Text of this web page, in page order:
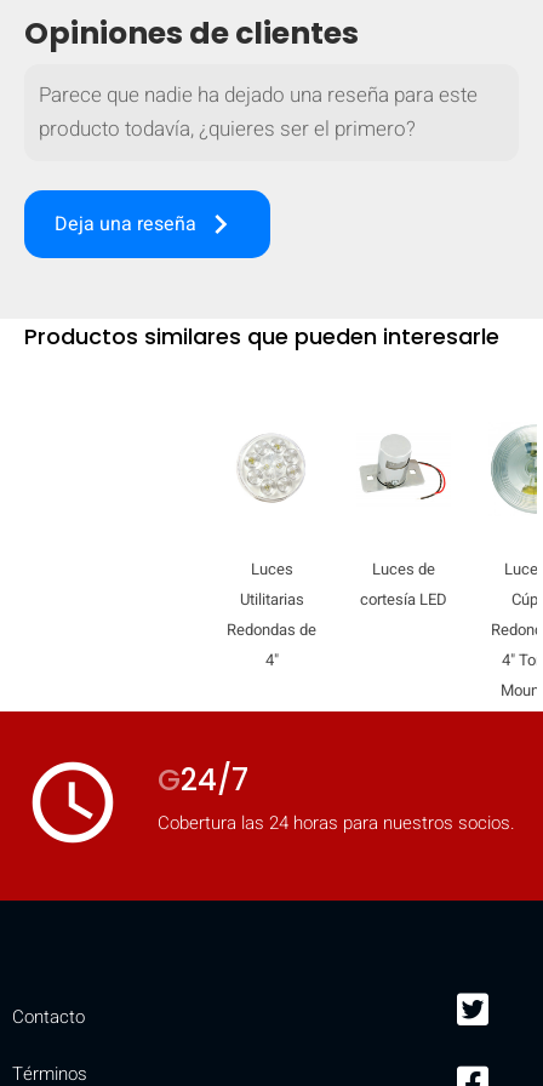
Opiniones de clientes
Parece que nadie ha dejado una reseña para este
producto todavía, ¿quieres ser el primero?
Deja una reseña keyboard_arrow_right
Productos similares que pueden interesarle
Luces
Utilitarias
Redondas de
4"
Luces de
cortesía LED
4"
access_time G24/7
Cobertura las 24 horas para nuestros socios.
Contacto
Términos